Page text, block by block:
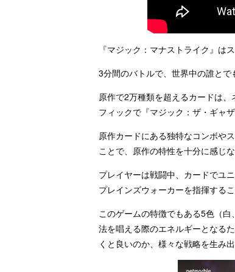
『マジック：マナストライク』は
3分間のバトルで、世界中の誰とで
原作で2万種類を超えるカードは
フィックで『マジック：ザ・ギャ
原作カードにある独特なコンボや
ことで、原作の特性を十分に感じ
プレイヤーは戦闘中、カードでユ
プレインズウォーカーを指揮するこ
このゲームの特徴でもある5色（
法を唱える際のエネルギーとなる
くと良いのか、様々な戦略を生み